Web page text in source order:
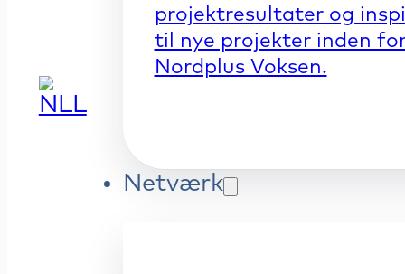
projektresultater og
til nye projekter inden
Nordplus Voksen.
Netværk